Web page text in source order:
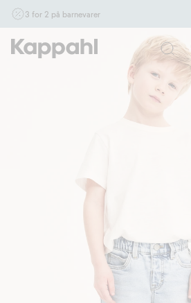
3 for 2 på barnevarer
17/8 i butikk & online for deg som er eller blir
andre tilbud eller rabatter.
Handle nå